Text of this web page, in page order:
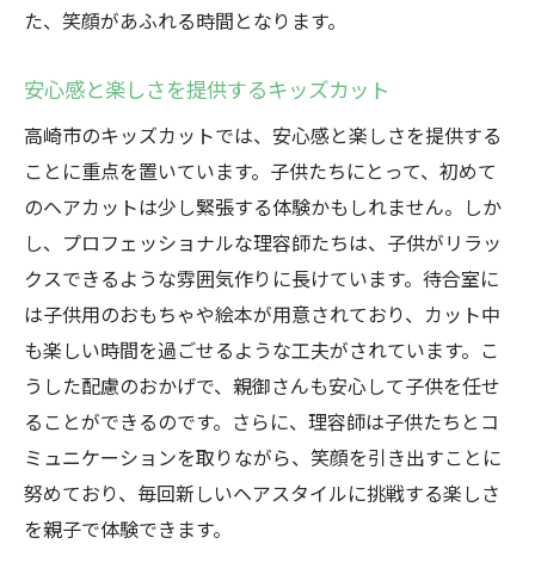
高崎市で見つける信頼できる理容室
子供がリラックスできる空間の工夫
高崎市で見つける！心地よいキッズカットで笑
顔が輝く
笑顔が輝く理容室の秘密とは
お子様の笑顔を引き出すサービスの数々
親子で楽しむ心地よいキッズカット
高崎市の理容室が提供するリラックス空間
心地よさを追求したキッズカット体験
笑顔で帰れる理容室の選び方
お子様の魅力を引き立てる高崎市のキッズカッ
ト
プロが引き出すお子様の魅力
た、笑顔があふれる時間となります。
安心感と楽しさを提供するキッズカット
高崎市のキッズカットでは、安心感と楽しさを提供する
ことに重点を置いています。子供たちにとって、初めて
のヘアカットは少し緊張する体験かもしれません。しか
し、プロフェッショナルな理容師たちは、子供がリラッ
クスできるような雰囲気作りに長けています。待合室に
は子供用のおもちゃや絵本が用意されており、カット中
も楽しい時間を過ごせるような工夫がされています。こ
うした配慮のおかげで、親御さんも安心して子供を任せ
ることができるのです。さらに、理容師は子供たちとコ
ミュニケーションを取りながら、笑顔を引き出すことに
努めており、毎回新しいヘアスタイルに挑戦する楽しさ
を親子で体験できます。